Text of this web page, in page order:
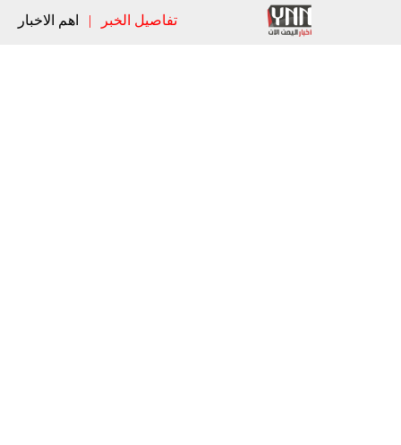
تفاصيل الخبر | اهم الاخبار